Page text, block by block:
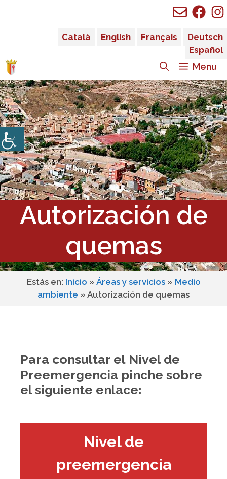
Català English Français
Deutsch
Español
Menu
Autorización de
quemas
Estás en: Inicio » Áreas y servicios» Medio
ambiente » Autorización de quemas
Para consultar el Nivel de
Preemergencia pinche sobre
el siguiente enlace:
Nivel de
preemergencia